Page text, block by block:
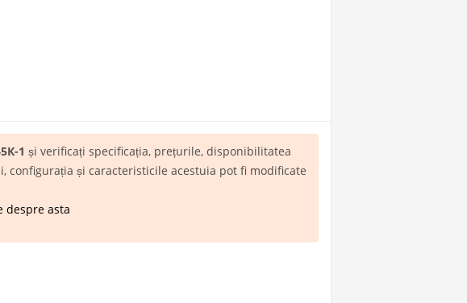
1 și verificați specificația, prețurile, disponibilitatea
și caracteristicile acestuia pot fi modificate
despre asta